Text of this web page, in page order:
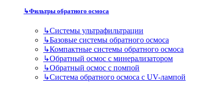
↳Фильтры обратного осмоса
↳Cистемы ультрафильтрации
↳Базовые системы обратного осмоса
↳Компактные системы обратного осмоса
↳Обратный осмос с минерализатором
↳Обратный осмос с помпой
↳Система обратного осмоса с UV-лампой